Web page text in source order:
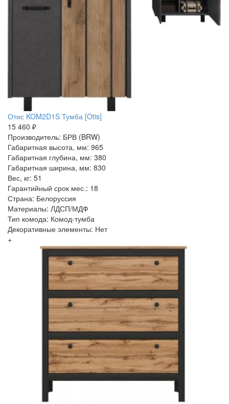
Отис KOM2D1S Тумба [Otis]
15 460 ₽
Производитель: БРВ (BRW)
Габаритная высота, мм: 965
Габаритная глубина, мм: 380
Габаритная ширина, мм: 830
Вес, кг: 51
Гарантийный срок мес.: 18
Страна: Белоруссия
Материалы: ЛДСП/МДФ
Тип комода: Комод-тумба
Декоративные элементы: Нет
+